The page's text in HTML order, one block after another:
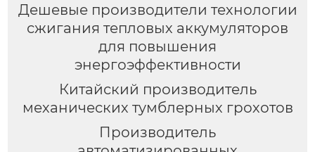
Дешевые производители технологии
сжигания тепловых аккумуляторов
для повышения
энергоэффективности
Китайский производитель
механических тумблерных грохотов
Производитель